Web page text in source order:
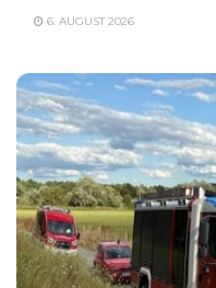
6. AUGUST 2026